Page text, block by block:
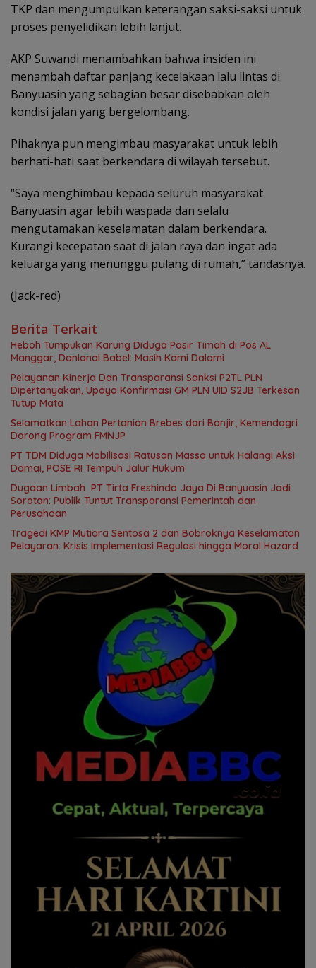
TKP dan mengumpulkan keterangan saksi-saksi untuk
proses penyelidikan lebih lanjut.
​AKP Suwandi menambahkan bahwa insiden ini
menambah daftar panjang kecelakaan lalu lintas di
Banyuasin yang sebagian besar disebabkan oleh
kondisi jalan yang bergelombang.
​Pihaknya pun mengimbau masyarakat untuk lebih
berhati-hati saat berkendara di wilayah tersebut.
​“Saya menghimbau kepada seluruh masyarakat
Banyuasin agar lebih waspada dan selalu
mengutamakan keselamatan dalam berkendara.
Kurangi kecepatan saat di jalan raya dan ingat ada
keluarga yang menunggu pulang di rumah,” tandasnya.
(Jack-red)
Berita Terkait
Heboh Tumpukan Karung Diduga Pasir Timah di Pos AL
Manggar, Danlanal Babel: Masih Kami Dalami
Pelayanan Kinerja Dan Transparansi Sanksi P2TL PLN
Dipertanyakan, Upaya Konfirmasi GM PLN UID S2JB Terkesan
Tutup Mata
Selamatkan Lahan Pertanian Brebes dari Banjir, Kemendagri
Dorong Program FMNJP
PT TDM Diduga Mobilisasi Ratusan Massa untuk Halangi Aksi
Damai, POSE RI Tempuh Jalur Hukum
Dugaan Limbah PT Tirta Freshindo Jaya Di Banyuasin Jadi
Sorotan: Publik Tuntut Transparansi Pemerintah dan
Perusahaan
Tragedi KMP Mutiara Sentosa 2 dan Bobroknya Keselamatan
Pelayaran: Krisis Implementasi Regulasi hingga Moral Hazard